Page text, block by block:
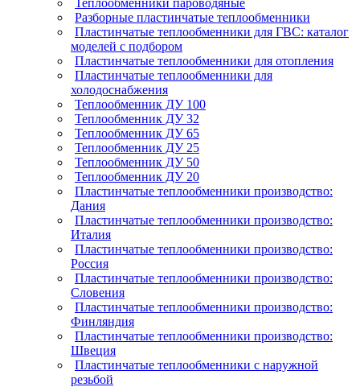
Теплообменники пароводяные
Разборные пластинчатые теплообменники
Пластинчатые теплообменники для ГВС: каталог
моделей с подбором
Пластинчатые теплообменники для отопления
Пластинчатые теплообменники для
холодоснабжения
Теплообменник ДУ 100
Теплообменник ДУ 32
Теплообменник ДУ 65
Теплообменник ДУ 25
Теплообменник ДУ 50
Теплообменник ДУ 20
Пластинчатые теплообменники производство:
Дания
Пластинчатые теплообменники производство:
Италия
Пластинчатые теплообменники производство:
Россия
Пластинчатые теплообменники производство:
Словения
Пластинчатые теплообменники производство:
Финляндия
Пластинчатые теплообменники производство:
Швеция
Пластинчатые теплообменники с наружной
резьбой